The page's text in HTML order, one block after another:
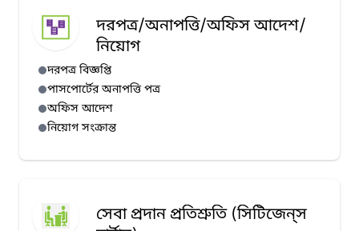
দরপত্র/অনাপত্তি/অফিস আদেশ/
নিয়োগ
দরপত্র বিজ্ঞপ্তি
পাসপোর্টের অনাপত্তি পত্র
অফিস আদেশ
নিয়োগ সংক্রান্ত
সেবা প্রদান প্রতিশ্রুতি (সিটিজেন্‌স